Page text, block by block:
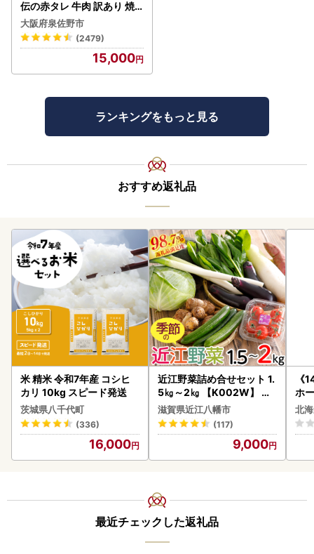
伝の赤タレ 牛肉 訳あり 焼
肉 BBQ
大阪府泉佐野市
(2479)
15,000
ランキングをもっと見る
おすすめ返礼品
米 精米 令和7年産 コシヒ
カリ 10kg スピード発送
茨城県八千代町
(336)
16,000
近江野菜詰め合せセット 1.
5㎏～2㎏ 【K002W】 野
菜 旬 新鮮
滋賀県近江八幡市
(117)
9,000
《
ホ
( 飲
ク
贈
い
北
最近チェックした返礼品